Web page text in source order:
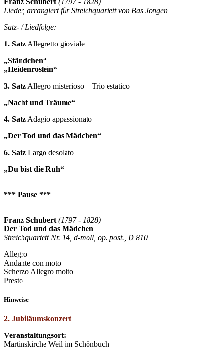
Franz Schubert (1797 - 1828)
Lieder, arrangiert für Streichquartett von Bas Jongen
Satz- / Liedfolge:
1. Satz Allegretto gioviale
„Ständchen“
„Heidenröslein“
3. Satz Allegro misterioso – Trio estatico
„Nacht und Träume“
4. Satz Adagio appassionato
„Der Tod und das Mädchen“
6. Satz Largo desolato
„Du bist die Ruh“
*** Pause ***
Franz Schubert (1797 - 1828)
Der Tod und das Mädchen
Streichquartett Nr. 14, d-moll, op. post., D 810
Allegro
Andante con moto
Scherzo Allegro molto
Presto
Hinweise
2. Jubiläumskonzert
Veranstaltungsort:
Martinskirche Weil im Schönbuch